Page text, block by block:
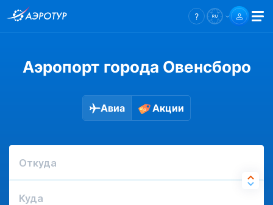
Аэропорт города Овенсборо
Авиа Акции
Откуда
Куда